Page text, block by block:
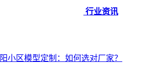
行业资讯
小区模型定制：如何选对厂家？